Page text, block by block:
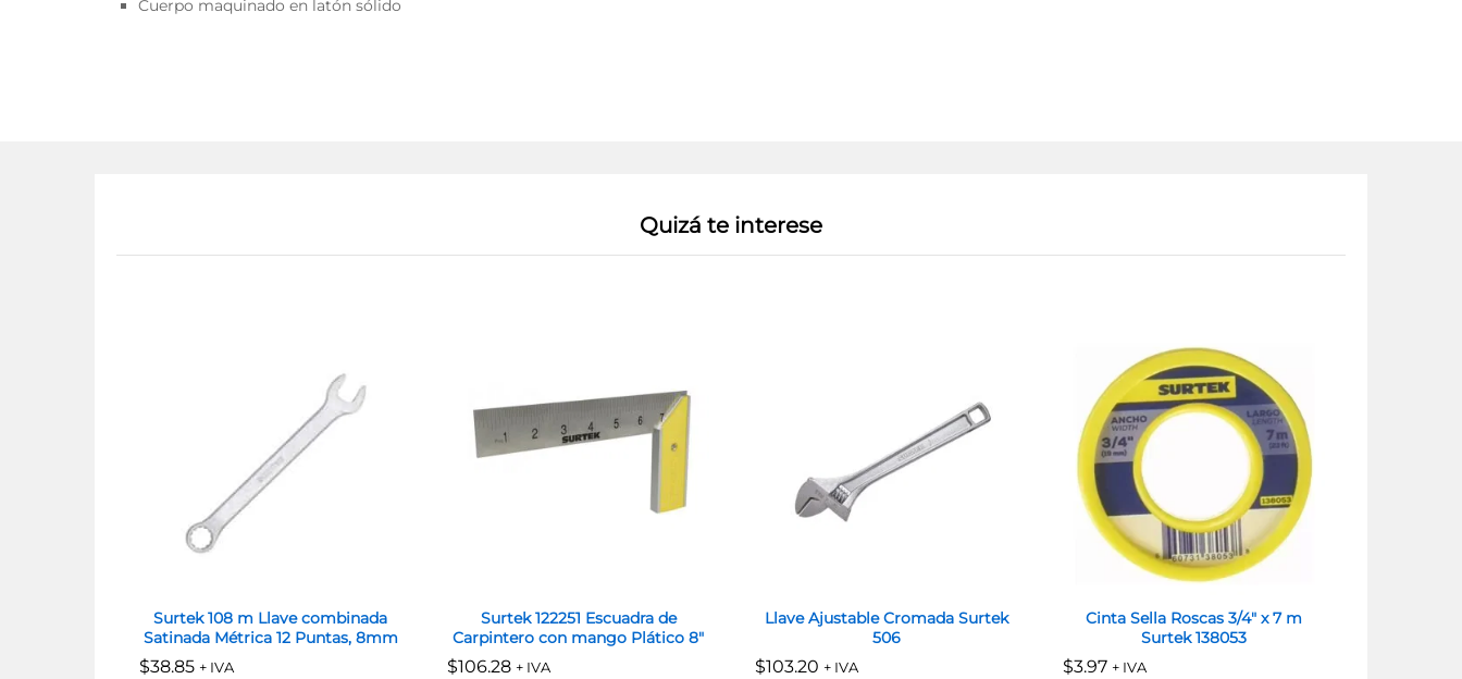
Cuerpo maquinado en latón sólido
Quizá te interese
Surtek 108 m Llave combinada
Satinada Métrica 12 Puntas, 8mm
$38.85 + IVA
$38.85
Surtek 122251 Escuadra de
Carpintero con mango Plático 8″
$106.28 + IVA
$106.28
Llave Ajustable Cromada Surtek
506
$103.20 + IVA
$103.20
Cinta Sella Roscas 3/4″ x 7 m
Surtek 138053
$3.97 + IVA
$3.97